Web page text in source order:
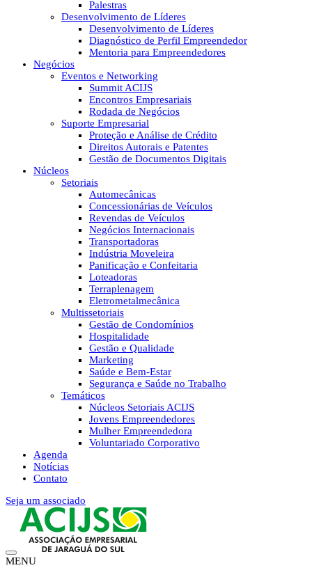
Palestras
Desenvolvimento de Líderes
Desenvolvimento de Líderes
Diagnóstico de Perfil Empreendedor
Mentoria para Empreendedores
Negócios
Eventos e Networking
Summit ACIJS
Encontros Empresariais
Rodada de Negócios
Suporte Empresarial
Proteção e Análise de Crédito
Direitos Autorais e Patentes
Gestão de Documentos Digitais
Núcleos
Setoriais
Automecânicas
Concessionárias de Veículos
Revendas de Veículos
Negócios Internacionais
Transportadoras
Indústria Moveleira
Panificação e Confeitaria
Loteadoras
Terraplenagem
Eletrometalmecânica
Multissetoriais
Gestão de Condomínios
Hospitalidade
Gestão e Qualidade
Marketing
Saúde e Bem-Estar
Segurança e Saúde no Trabalho
Temáticos
Núcleos Setoriais ACIJS
Jovens Empreendedores
Mulher Empreendedora
Voluntariado Corporativo
Agenda
Notícias
Contato
Seja um associado
MENU